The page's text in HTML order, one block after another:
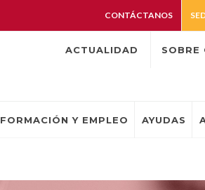
CONTÁCTANOS
ACTUALIDAD SOBRE
FORMACIÓN Y EMPLEO AYUDAS